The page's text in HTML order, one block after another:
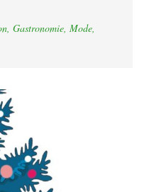
, Gastronomie, Mode,